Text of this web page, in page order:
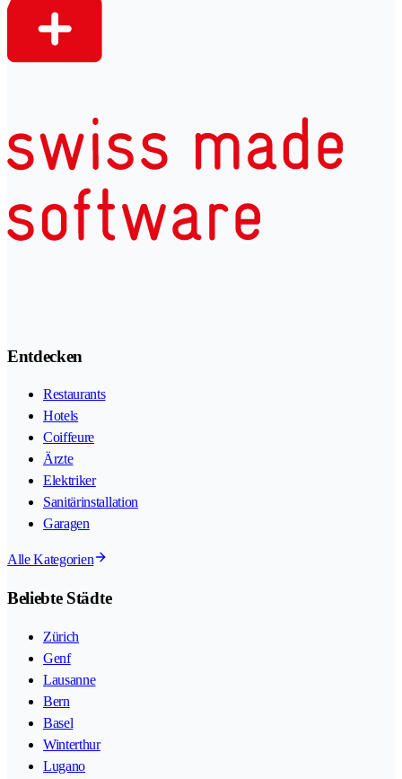
Entdecken
Restaurants
Hotels
Coiffeure
Ärzte
Elektriker
Sanitärinstallation
Garagen
Alle Kategorien
Beliebte Städte
Zürich
Genf
Lausanne
Bern
Basel
Winterthur
Lugano